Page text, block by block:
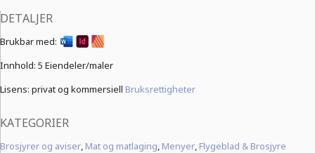
DETALJER
Brukbar med:
Innhold: 5 Eiendeler/maler
Lisens: privat og kommersiell Bruksrettigheter
KATEGORIER
Brosjyrer og aviser, Mat og matlaging, Menyer, Flygeblad & Brosjyre